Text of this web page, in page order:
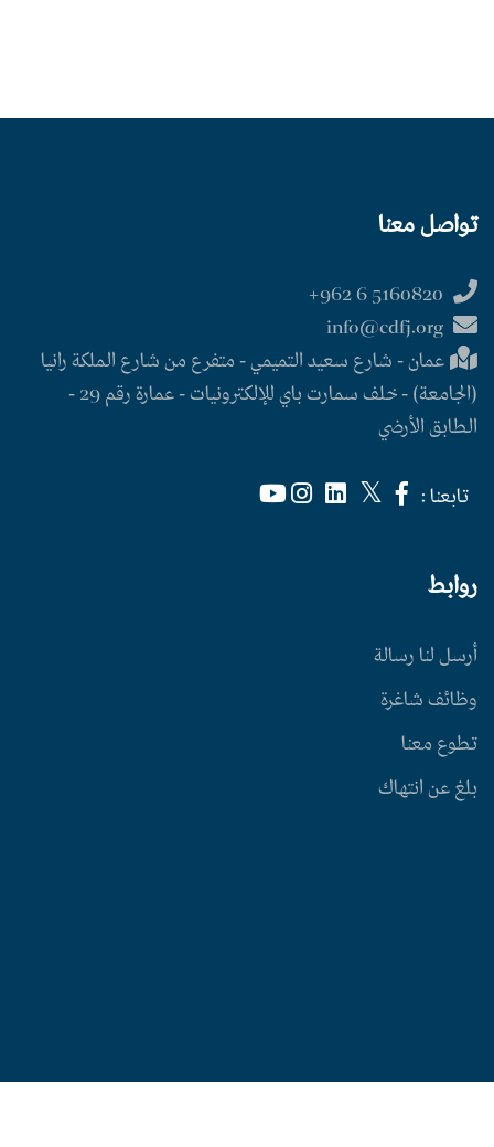
تواصل معنا
عمان - شارع سعيد التميمي - متفرع من شارع الملكة رانيا
(الجامعة) - خلف سمارت باي للإلكترونيات - عمارة رقم 29 -
الطابق الأرضي
تابعنا :
روابط
أرسل لنا رسالة
وظائف شاغرة
تطوع معنا
بلغ عن انتهاك